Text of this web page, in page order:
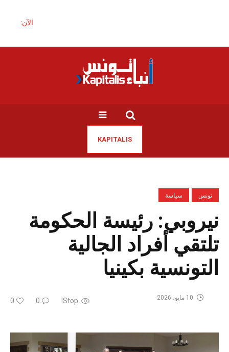
الآن:
KAPITALIS
تونس سياسة
نيروبي: رئيسة الحكومة
تلتقي أفراد الجالية
التونسية بكينيا
Stop!
0
0 10 مايو، 2026